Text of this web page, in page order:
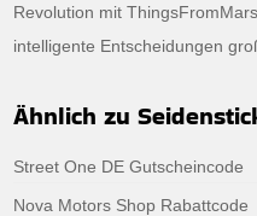
Revolution mit
intelligente Entscheidungen
Ähnlich zu
Street One DE Gutscheincode
Nova Motors Shop Rabattcode